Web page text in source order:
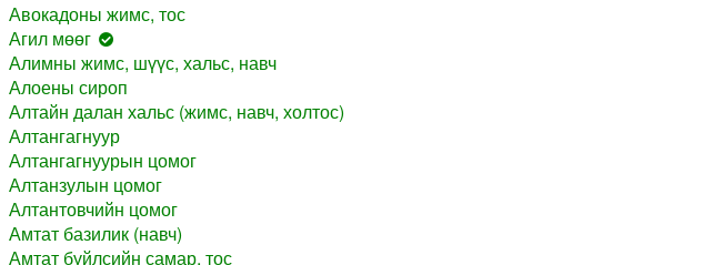
Авокадоны жимс, тос
Агил мөөг
Алимны жимс, шүүс, хальс, навч
Алоены сироп
Алтайн далан хальс (жимс, навч, холтос)
Алтангагнуур
Алтангагнуурын цомог
Алтанзулын цомог
Алтантовчийн цомог
Амтат базилик (навч)
Амтат бүйлсийн самар, тос